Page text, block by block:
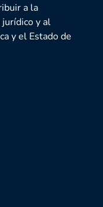
a la
y al
y el Estado de